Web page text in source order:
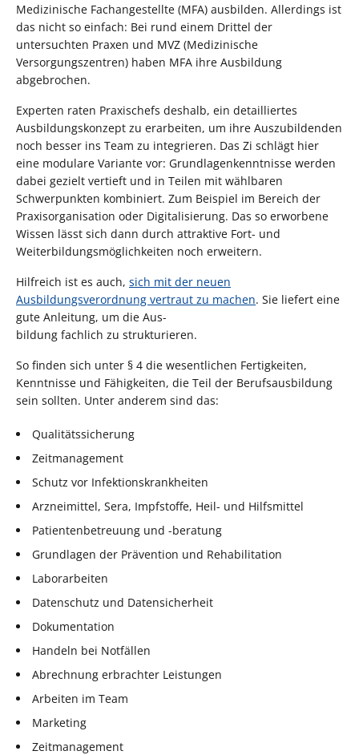
Medizinische Fachangestellte (MFA) ausbilden. Allerdings ist
das nicht so einfach: Bei rund einem Drittel der
untersuchten Praxen und MVZ (Medizinische
Versorgungszentren) haben MFA ihre Ausbildung
abgebrochen.
Experten raten Praxischefs deshalb, ein detailliertes
Ausbildungskonzept zu erarbeiten, um ihre Auszubildenden
noch besser ins Team zu integrieren. Das Zi schlägt hier
eine modulare Variante vor: Grundlagenkenntnisse werden
dabei gezielt vertieft und in Teilen mit wählbaren
Schwerpunkten kombiniert. Zum Beispiel im Bereich der
Praxisorganisation oder Digitalisierung. Das so erworbene
Wissen lässt sich dann durch attraktive Fort- und
Weiterbildungsmöglichkeiten noch erweitern.
Hilfreich ist es auch, sich mit der neuen
Ausbildungsverordnung vertraut zu machen. Sie liefert eine
gute Anleitung, um die Aus-
bildung fachlich zu strukturieren.
So finden sich unter § 4 die wesentlichen Fertigkeiten,
Kenntnisse und Fähigkeiten, die Teil der Berufsausbildung
sein sollten. Unter anderem sind das:
Qualitätssicherung
Zeitmanagement
Schutz vor Infektionskrankheiten
Arzneimittel, Sera, Impfstoffe, Heil- und Hilfsmittel
Patientenbetreuung und -beratung
Grundlagen der Prävention und Rehabilitation
Laborarbeiten
Datenschutz und Datensicherheit
Dokumentation
Handeln bei Notfällen
Abrechnung erbrachter Leistungen
Arbeiten im Team
Marketing
Zeitmanagement